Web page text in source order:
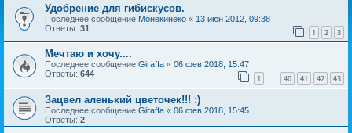
Удобрение для гибискусов.
Последнее сообщение Монекинеко « 13 июн 2012, 09:38
Ответы: 31 1 2 3
Мечтаю и хочу....
Последнее сообщение Giraffa « 06 фев 2018, 15:47
Ответы: 644 1 … 40 41 42 43
Зацвел аленький цветочек!!! :)
Последнее сообщение Giraffa « 06 фев 2018, 15:45
Ответы: 2